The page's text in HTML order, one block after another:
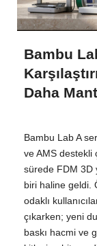
Bambu
Daha
Bambu Lab A
ve AMS destekli
sürede FDM 3D
biri haline geldi.
odaklı
çıkarken; yeni
baskı hacmi ve